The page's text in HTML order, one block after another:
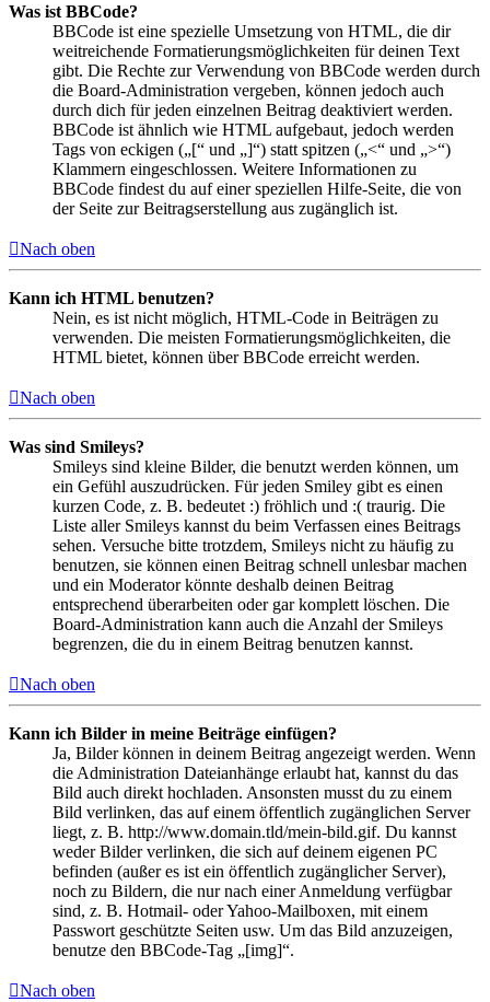
Was ist BBCode?
BBCode ist eine spezielle Umsetzung von HTML, die dir
weitreichende Formatierungsmöglichkeiten für deinen Text
gibt. Die Rechte zur Verwendung von BBCode werden durch
die Board-Administration vergeben, können jedoch auch
durch dich für jeden einzelnen Beitrag deaktiviert werden.
BBCode ist ähnlich wie HTML aufgebaut, jedoch werden
Tags von eckigen („[“ und „]“) statt spitzen („<“ und „>“)
Klammern eingeschlossen. Weitere Informationen zu
BBCode findest du auf einer speziellen Hilfe-Seite, die von
der Seite zur Beitragserstellung aus zugänglich ist.
Nach oben
Kann ich HTML benutzen?
Nein, es ist nicht möglich, HTML-Code in Beiträgen zu
verwenden. Die meisten Formatierungsmöglichkeiten, die
HTML bietet, können über BBCode erreicht werden.
Nach oben
Was sind Smileys?
Smileys sind kleine Bilder, die benutzt werden können, um
ein Gefühl auszudrücken. Für jeden Smiley gibt es einen
kurzen Code, z. B. bedeutet :) fröhlich und :( traurig. Die
Liste aller Smileys kannst du beim Verfassen eines Beitrags
sehen. Versuche bitte trotzdem, Smileys nicht zu häufig zu
benutzen, sie können einen Beitrag schnell unlesbar machen
und ein Moderator könnte deshalb deinen Beitrag
entsprechend überarbeiten oder gar komplett löschen. Die
Board-Administration kann auch die Anzahl der Smileys
begrenzen, die du in einem Beitrag benutzen kannst.
Nach oben
Kann ich Bilder in meine Beiträge einfügen?
Ja, Bilder können in deinem Beitrag angezeigt werden. Wenn
die Administration Dateianhänge erlaubt hat, kannst du das
Bild auch direkt hochladen. Ansonsten musst du zu einem
Bild verlinken, das auf einem öffentlich zugänglichen Server
liegt, z. B. http://www.domain.tld/mein-bild.gif. Du kannst
weder Bilder verlinken, die sich auf deinem eigenen PC
befinden (außer es ist ein öffentlich zugänglicher Server),
noch zu Bildern, die nur nach einer Anmeldung verfügbar
sind, z. B. Hotmail- oder Yahoo-Mailboxen, mit einem
Passwort geschützte Seiten usw. Um das Bild anzuzeigen,
benutze den BBCode-Tag „[img]“.
Nach oben